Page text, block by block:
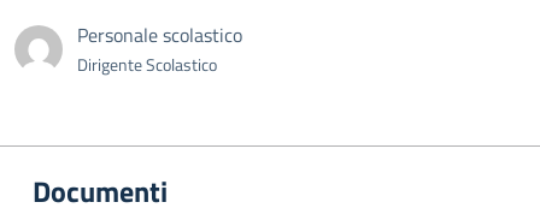
Personale scolastico
Dirigente Scolastico
Documenti